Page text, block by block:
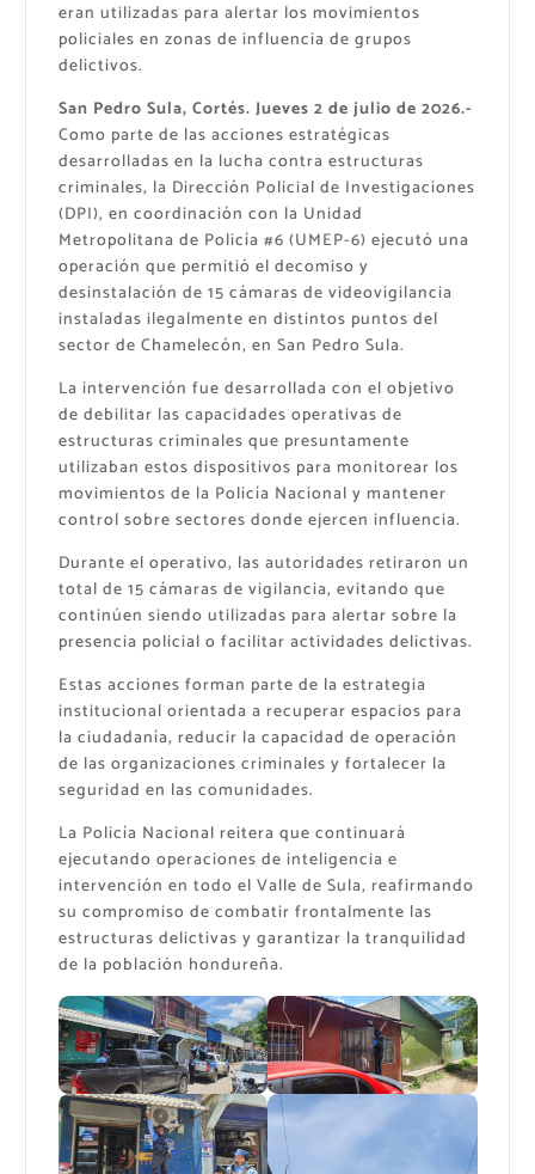
eran utilizadas para alertar los movimientos
policiales en zonas de influencia de grupos
delictivos.
San Pedro Sula, Cortés. Jueves 2 de julio de 2026.-
Como parte de las acciones estratégicas
desarrolladas en la lucha contra estructuras
criminales, la Dirección Policial de Investigaciones
(DPI), en coordinación con la Unidad
Metropolitana de Policía #6 (UMEP-6) ejecutó una
operación que permitió el decomiso y
desinstalación de 15 cámaras de videovigilancia
instaladas ilegalmente en distintos puntos del
sector de Chamelecón, en San Pedro Sula.
La intervención fue desarrollada con el objetivo
de debilitar las capacidades operativas de
estructuras criminales que presuntamente
utilizaban estos dispositivos para monitorear los
movimientos de la Policía Nacional y mantener
control sobre sectores donde ejercen influencia.
Durante el operativo, las autoridades retiraron un
total de 15 cámaras de vigilancia, evitando que
continúen siendo utilizadas para alertar sobre la
presencia policial o facilitar actividades delictivas.
Estas acciones forman parte de la estrategia
institucional orientada a recuperar espacios para
la ciudadanía, reducir la capacidad de operación
de las organizaciones criminales y fortalecer la
seguridad en las comunidades.
La Policía Nacional reitera que continuará
ejecutando operaciones de inteligencia e
intervención en todo el Valle de Sula, reafirmando
su compromiso de combatir frontalmente las
estructuras delictivas y garantizar la tranquilidad
de la población hondureña.